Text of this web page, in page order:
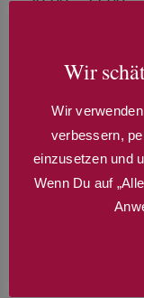
Comedy,
Wir
Wir
verbessern,
einzusetzen und
Wenn Du auf